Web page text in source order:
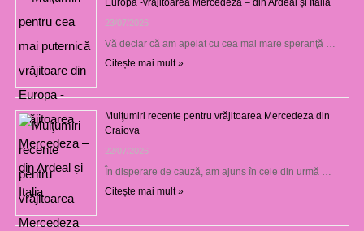
23/07/2026
Vă declar că am apelat cu cea mai mare speranţă …
Citește mai mult »
Mulţumiri recente pentru vrăjitoarea Mercedeza din
Craiova
22/07/2026
În disperare de cauză, am ajuns în cele din urmă …
Citește mai mult »